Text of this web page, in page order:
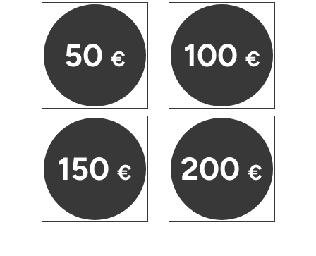
50 €
150 €
100 €
200 €
Dorsten
Dortmund
Dresden
Duisburg
Düsseldorf
Erfurt